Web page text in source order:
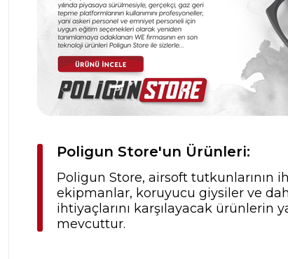
Poligun Store'un Ürünleri:
Poligun Store, airsoft tutkunlarının
ekipmanlar, koruyucu giysiler ve
ihtiyaçlarını karşılayacak ürünlerin
mevcuttur.